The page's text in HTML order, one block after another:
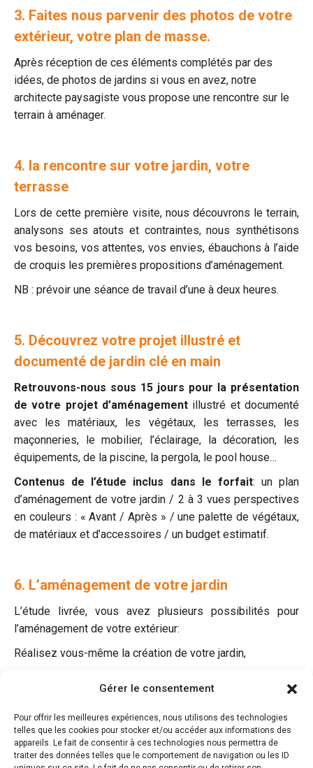
Gérer le consentement
Pour offrir les meilleures expériences, nous utilisons des technologies
telles que les cookies pour stocker et/ou accéder aux informations des
appareils. Le fait de consentir à ces technologies nous permettra de
traiter des données telles que le comportement de navigation ou les ID
3. Faites nous parvenir des photos de votre
extérieur, votre plan de masse.
Après réception de ces éléments complétés par des
idées, de photos de jardins si vous en avez, notre
architecte paysagiste vous propose une rencontre sur le
terrain à aménager.
4. la rencontre sur votre jardin, votre
terrasse
Lors de cette première visite, nous découvrons le terrain,
analysons ses atouts et contraintes, nous synthétisons
vos besoins, vos attentes, vos envies, ébauchons à l’aide
de croquis les premières propositions d’aménagement.
NB : prévoir une séance de travail d’une à deux heures.
5. Découvrez votre projet illustré et
documenté de jardin clé en main
Retrouvons-nous sous 15 jours pour la présentation
de votre projet d’aménagement illustré et documenté
avec les matériaux, les végétaux, les terrasses, les
maçonneries, le mobilier, l’éclairage, la décoration, les
équipements, de la piscine, la pergola, le pool house…
Contenus de l’étude inclus dans le forfait: un plan
d’aménagement de votre jardin / 2 à 3 vues perspectives
en couleurs : « Avant / Après » / une palette de végétaux,
de matériaux et d’accessoires / un budget estimatif.
6. L’aménagement de votre jardin
L’étude livrée, vous avez plusieurs possibilités pour
l’aménagement de votre extérieur:
Réalisez vous-même la création de votre jardin,
paysagistes partenaires,
Confiez la maitrise d’œuvre à Bao Garden.
Nous pouvons assurer pour vous, la maitrise d’œuvre en
matière d’aménagements paysagers, du dossier